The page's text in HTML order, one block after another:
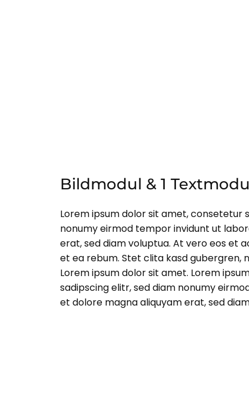
Bildmodul & 1
Lorem ipsum dolor sit amet, consetetur
nonumy eirmod tempor invidunt ut
erat, sed diam voluptua. At vero eos et
et ea rebum. Stet clita kasd gubergren,
Lorem ipsum dolor sit amet. Lorem
sadipscing elitr, sed diam nonumy
et dolore magna aliquyam erat, sed